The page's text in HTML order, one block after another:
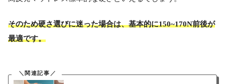
そのため硬さ選びに迷った場合は、基本的に150~170N前後が
最適です。